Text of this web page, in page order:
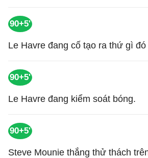
90+5'
Le Havre đang cố tạo ra thứ gì
90+5'
Le Havre đang kiểm soát bóng.
90+5'
Steve Mounie thắng thử thách